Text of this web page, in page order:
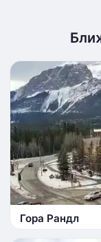
Гора Рандл